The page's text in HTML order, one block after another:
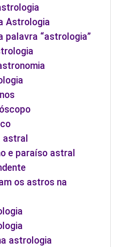
Astrologia
palavra “astrologia”
astral
e paraíso astral
os astros na
astrologia